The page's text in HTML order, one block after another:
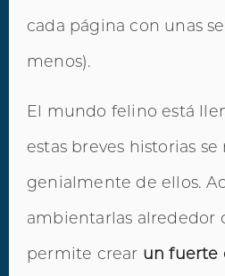
cada página con unas
menos).
El mundo felino está
estas breves historias
genialmente de ellos.
ambientarlas alrededor
permite crear un fuerte